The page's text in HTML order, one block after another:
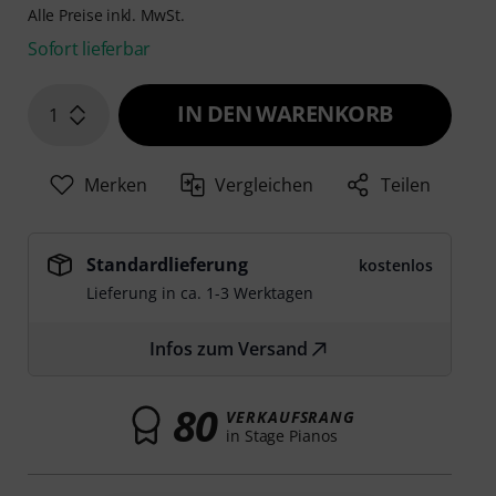
Alle Preise inkl. MwSt.
Sofort lieferbar
1 IN DEN WARENKORB
Merken Vergleichen Teilen
Standardlieferung
kostenlos
Lieferung in ca. 1-3 Werktagen
Infos zum Versand
80 VERKAUFSRANG
in Stage Pianos